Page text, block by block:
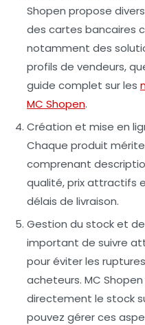
Shopen propose
des cartes bancaires
notamment des
profils de vendeurs,
guide complet sur les
MC Shopen.
Création et mise en
Chaque produit
comprenant
qualité, prix attractifs
délais de livraison.
Gestion du stock et
important de suivre
pour éviter les
acheteurs. MC
directement le stock
pouvez gérer ces